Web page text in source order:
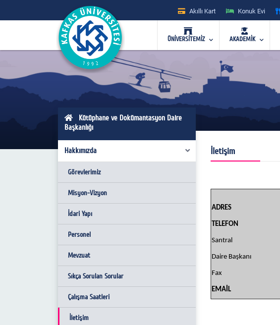
Akıllı Kart Konuk Evi
ÜNİVERSİTEMİZ AKADEMİK
Kütüphane ve Dokümantasyon Daire
Başkanlığı
Hakkımızda
Görevlerimiz
Misyon-Vizyon
İdari Yapı
Personel
Mevzuat
Sıkça Sorulan Sorular
Çalışma Saatleri
İletişim
İletişim
ADRES
TELEFON
Santral
Daire Başkanı
Fax
EMAİL